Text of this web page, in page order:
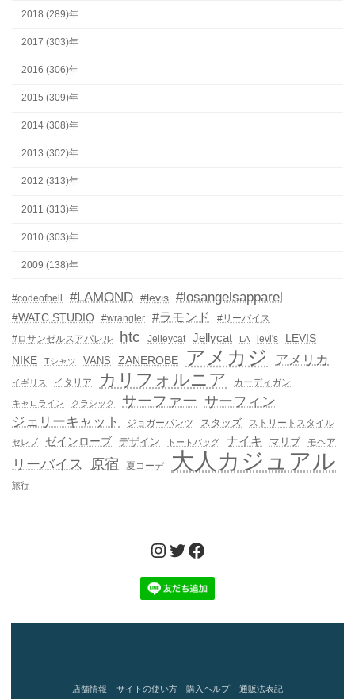
2018 (289)年
2017 (303)年
2016 (306)年
2015 (309)年
2014 (308)年
2013 (302)年
2012 (313)年
2011 (313)年
2010 (303)年
2009 (138)年
#codeofbell #LAMOND #levis #losangelsapparel
#WATC STUDIO #wrangler #ラモンド
#リーバイス
#ロサンゼルスアパレル
htc Jelleycat Jellycat LA levi's
LEVIS
NIKE
Tシャツ VANS ZANEROBE アメカジ アメリカ
イギリス イタリア カリフォルニア カーディガン
キャロライン クラシック サーファー サーフィン
ジェリーキャット
ジョガーパンツ スタッズ ストリートスタイル
セレブ ゼインローブ デザイン トートバッグ ナイキ マリブ モヘア
リーバイス 原宿 夏コーデ 大人カジュアル
旅行
Instagram
Twitter
Facebook
店舗情報 サイトの使い方 購入ヘルプ 通販法表記